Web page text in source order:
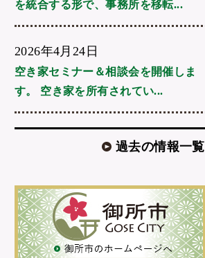
を統合する形で、事務所を移転...
2026年4月24日
空き家セミナー＆相談会を開催しま
す。 空き家を所有されてい...
過去の情報一覧